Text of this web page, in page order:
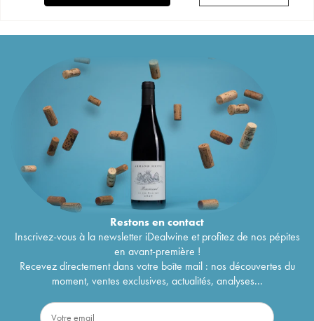
Restons encontact
Inscrivez-vous à la newsletter iDealwine et profitez de nos pépites
en avant-première !
Recevez directement dans votre boîte mail : nos découvertes du
moment, ventes exclusives, actualités, analyses...